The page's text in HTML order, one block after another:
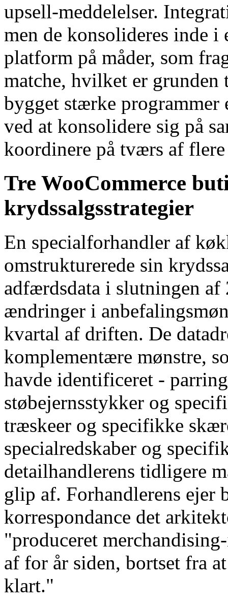
upsell-meddelelser.
men de konsolideres inde i
platform på måder, som
matche, hvilket er grunden
bygget stærke programmer
ved at konsolidere sig på
koordinere på tværs af
Tre WooCommerce
krydssalgsstrategier
En specialforhandler af
omstrukturerede sin
adfærdsdata i slutningen af
ændringer i
kvartal af driften. De
komplementære mønstre,
havde identificeret -
støbejernsstykker og
træskeer og specifikke
specialredskaber og
detailhandlerens tidligere
glip af. Forhandlerens ejer
korrespondance det
"produceret
af for år siden, bortset fra
klart."